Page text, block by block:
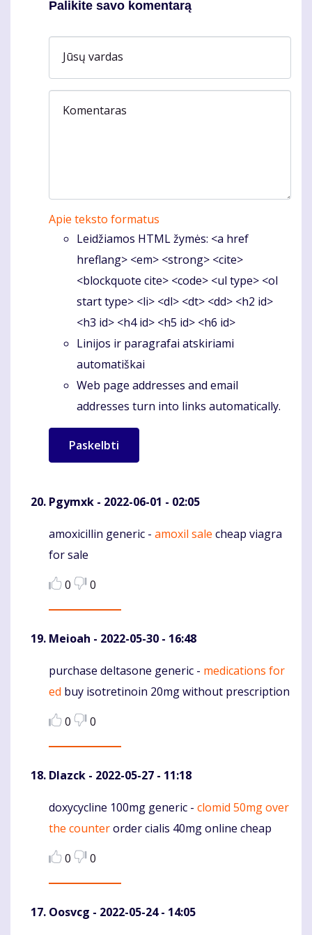
Palikite savo komentarą
Jūsų vardas
Komentaras
Apie teksto formatus
Leidžiamos HTML žymės: <a href
hreflang> <em> <strong> <cite>
<blockquote cite> <code> <ul type> <ol
start type> <li> <dl> <dt> <dd> <h2 id>
<h3 id> <h4 id> <h5 id> <h6 id>
Linijos ir paragrafai atskiriami
automatiškai
Web page addresses and email
addresses turn into links automatically.
Pgymxk - 2022-06-01 - 02:05
Komentaras
amoxicillin generic - amoxil sale cheap viagra
for sale
0
0
Meioah - 2022-05-30 - 16:48
Komentaras
purchase deltasone generic - medications for
ed buy isotretinoin 20mg without prescription
0
0
Dlazck - 2022-05-27 - 11:18
Komentaras
doxycycline 100mg generic - clomid 50mg over
the counterorder cialis 40mg online cheap
0
0
Oosvcg - 2022-05-24 - 14:05